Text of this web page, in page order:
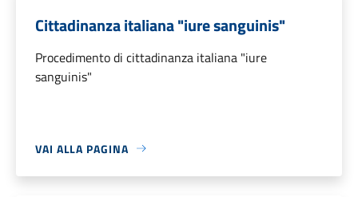
Cittadinanza italiana "iure sanguinis"
Procedimento di cittadinanza italiana "iure
sanguinis"
VAI ALLA PAGINA